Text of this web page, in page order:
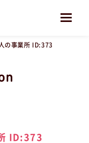
の事業所 ID:373
ID:373